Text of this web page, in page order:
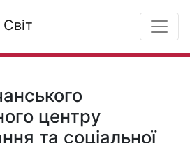
центру
та соціальної